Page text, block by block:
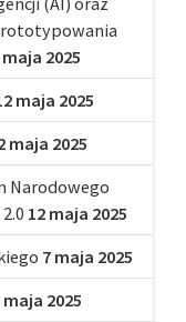
maja 2025
maja 2025
maja 2025
Narodowego
12 maja 2025
7 maja 2025
maja 2025